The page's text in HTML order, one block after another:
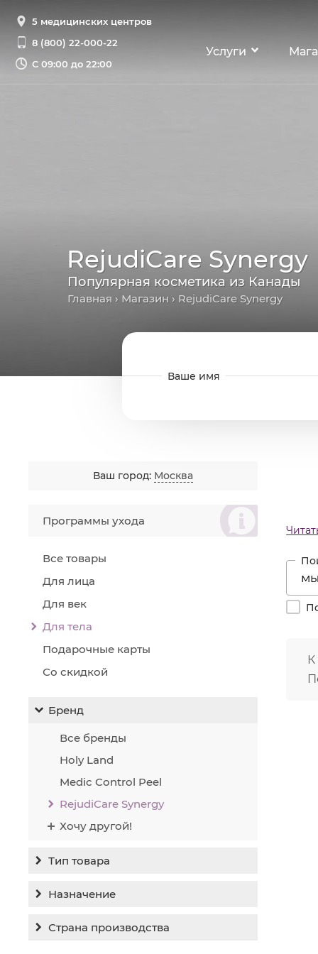
5 медицинских центров
8 (800) 22-000-22
С 09:00 до 22:00
Услуги
RejudiCare Synergy
Популярная косметика из Канады
Главная › Магазин › RejudiCare Synergy
Ваш город: Москва
စ
Программы ухода
Все товары
Для лица
Для век
Для тела
Подарочные карты
Со скидкой
Бренд
Все бренды
Holy Land
Medic Control Peel
RejudiCare Synergy
Хочу другой!
Тип товара
Концентрат
Назначение
Страна производства